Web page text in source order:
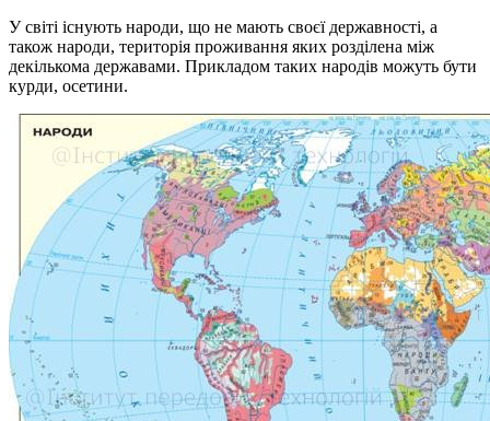
У світі існують народи, що не мають своєї державності, а
також народи, територія проживання яких розділена між
декількома державами. Прикладом таких народів можуть бути
курди, осетини.